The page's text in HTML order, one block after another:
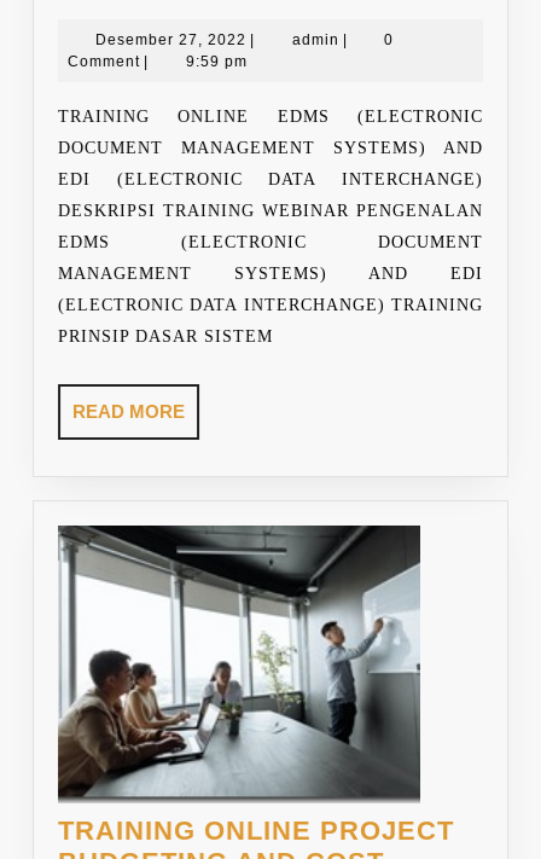
EDMS
DOCUMENT
MANAGEMENT
SYSTEMS)
AND
EDI
(ELECTRONIC
DATA
Desember 27, 2022 Desember
27,
| admin admin
|
0
Comment | 9:59 pm
TRAINING ONLINE EDMS (ELECTRONIC
DOCUMENT MANAGEMENT SYSTEMS) AND
EDI (ELECTRONIC DATA INTERCHANGE)
DESKRIPSI TRAINING WEBINAR PENGENALAN
EDMS (ELECTRONIC DOCUMENT
MANAGEMENT SYSTEMS) AND EDI
(ELECTRONIC DATA INTERCHANGE) TRAINING
PRINSIP DASAR SISTEM
READ MOREREAD
MORE
TRAINING ONLINE PROJECT